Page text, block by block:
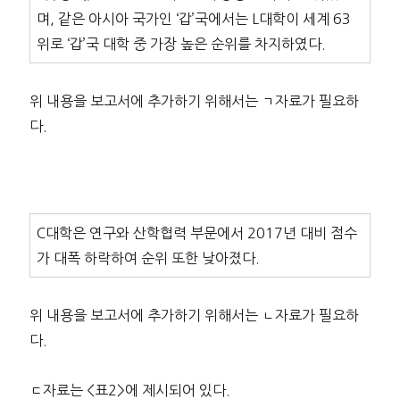
며, 같은 아시아 국가인 ‘갑’국에서는 L대학이 세계 63
위로 ‘갑’국 대학 중 가장 높은 순위를 차지하였다.
위 내용을 보고서에 추가하기 위해서는 ㄱ자료가 필요하
다.
C대학은 연구와 산학협력 부문에서 2017년 대비 점수
가 대폭 하락하여 순위 또한 낮아졌다.
위 내용을 보고서에 추가하기 위해서는 ㄴ자료가 필요하
다.
ㄷ자료는 <표2>에 제시되어 있다.